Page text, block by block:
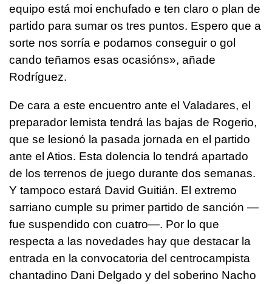
equipo está moi enchufado e ten claro o plan de
partido para sumar os tres puntos. Espero que a
sorte nos sorría e podamos conseguir o gol
cando teñamos esas ocasións», añade
Rodríguez.
De cara a este encuentro ante el Valadares, el
preparador lemista tendrá las bajas de Rogerio,
que se lesionó la pasada jornada en el partido
ante el Atios. Esta dolencia lo tendrá apartado
de los terrenos de juego durante dos semanas.
Y tampoco estará David Guitián. El extremo
sarriano cumple su primer partido de sanción —
fue suspendido con cuatro—. Por lo que
respecta a las novedades hay que destacar la
entrada en la convocatoria del centrocampista
chantadino Dani Delgado y del soberino Nacho